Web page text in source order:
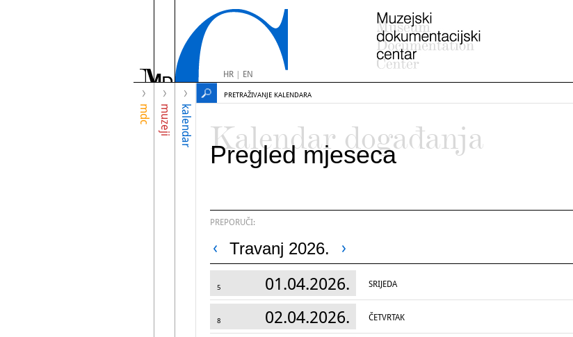
HR| EN
mdc muzeji kalendar
PRETRAŽIVANJE KALENDARA
Kalendar događanja
Pregled mjeseca
PREPORUČI:
Travanj 2026.
5 01.04.2026. SRIJEDA
8 02.04.2026. ČETVRTAK